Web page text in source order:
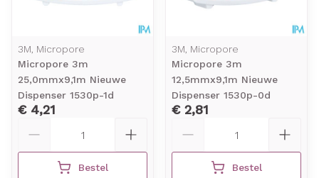
3M, Micropore
Micropore 3m
25,0mmx9,1m Nieuwe
Dispenser 1530p-1d
€ 4,21
Bestel
3M, Micropore
Micropore 3m
12,5mmx9,1m Nieuwe
Dispenser 1530p-0d
€ 2,81
Bestel